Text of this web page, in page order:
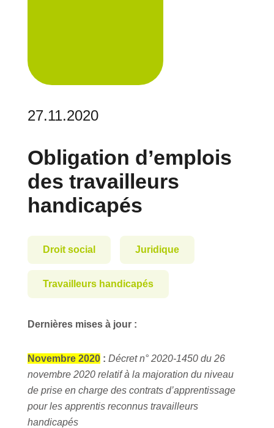
27.11.2020
Obligation d’emplois
des travailleurs
handicapés
Droit social Juridique
Travailleurs handicapés
Dernières mises à jour :
Novembre 2020: Décret n° 2020-1450 du 26
novembre 2020 relatif à la majoration du niveau
de prise en charge des contrats d’apprentissage
pour les apprentis reconnus travailleurs
handicapés